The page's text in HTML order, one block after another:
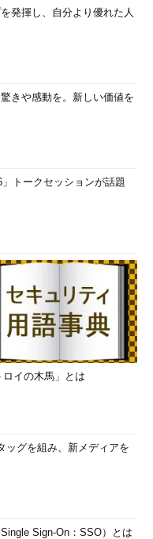
発揮し、自分より優れた人
きや感動を。新しい価値を
トークセッションが話題
ロイの木馬」とは
ッグを組み、新メディアを
Sign-On：SSO）とは